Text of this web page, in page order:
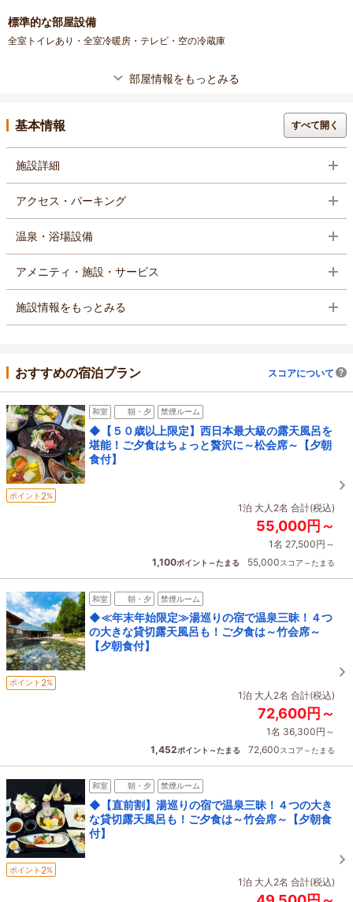
標準的な部屋設備
全室トイレあり・全室冷暖房・テレビ・空の冷蔵庫
部屋情報をもっとみる
基本情報 すべて開く
施設詳細
アクセス・パーキング
温泉・浴場設備
アメニティ・施設・サービス
施設情報をもっとみる
おすすめの宿泊プラン スコアについて
和室 朝・夕 禁煙ルーム
◆【５０歳以上限定】西日本最大級の露天風呂を
堪能！ご夕食はちょっと贅沢に～松会席～【夕朝
食付】
ポイント 2%
1泊 大人2名 合計(税込)
55,000円～
1名 27,500円～
1,100ポイント～たまる 55,000スコア～たまる
和室 朝・夕 禁煙ルーム
◆≪年末年始限定≫湯巡りの宿で温泉三昧！４つ
の大きな貸切露天風呂も！ご夕食は～竹会席～
【夕朝食付】
ポイント 2%
1泊 大人2名 合計(税込)
72,600円～
1名 36,300円～
1,452ポイント～たまる 72,600スコア～たまる
和室 朝・夕 禁煙ルーム
◆【直前割】湯巡りの宿で温泉三昧！４つの大き
な貸切露天風呂も！ご夕食は～竹会席～【夕朝食
付】
ポイント 2%
1泊 大人2名 合計(税込)